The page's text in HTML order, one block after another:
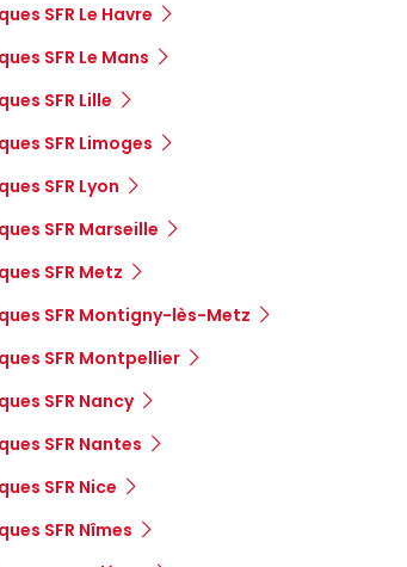
SFR Le Havre
SFR Le Mans
SFR Lille
SFR Limoges
SFR Lyon
SFR Marseille
SFR Metz
SFR Montigny-lès-Metz
SFR Montpellier
SFR Nancy
SFR Nantes
SFR Nice
SFR Nîmes